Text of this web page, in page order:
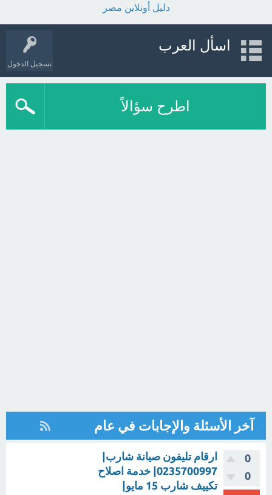
دليل أونلاين مصر
تسجيل الدخول
اسأل العرب
اطرح سؤالاً
آخر الأسئلة والإجابات في عام
0
0
ارقام تليفون صيانة شارب|
0235700997| خدمة اصلاح
تكييف شارب 15 مايو|